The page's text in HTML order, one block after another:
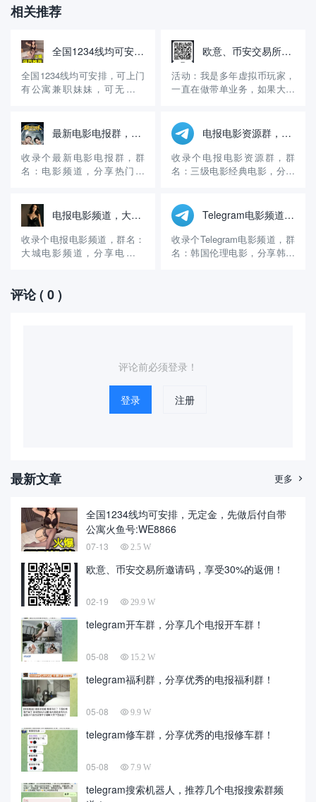
相关推荐
全国1234线均可安排，无定金，先做后付自带公寓火鱼号:WE8866
全国1234线均可安排，可上门
有公寓兼职妹妹，可无套内
火鱼账号：WE8866【QQ微信
风控】约炮请到应用商店或 百
度浏览器 搜索（火鱼）APP下
载 登陆好后添加妹妹 《火鱼
欧意、币安交易所邀请码，享受30%的返佣！
活动：我是多年虚拟币玩家，
一直在做带单业务，如果大家
30%的手续费返佣。另外，可
以进入我的交易群组，免费享
受交易策略！ 介绍：交易是我
的副业，一直在做区块链交
最新电影电报群，电影频道
收录个最新电影电报群，群
名：电影频道，分享热门电
个电影电报群创建的时间挺长
的，算是比较早的电影群了，
主要分享热门电影和最新电
影，更新的速度很快，内容丰
电报电影资源群，三级电影经典电影
收录个电报电影资源群，群
名：三级电影经典电影，分享
@sfAVcn 群组介绍：这个电
报电影群创建的时间挺长的，
算是很早的电影群了，主要提
供电影资源下载和观看，更新
电报电影频道，大城电影频道
收录个电报电影频道，群名：
大城电影频道，分享电影资
的时间不长，算是一个比较新
的电影群，虽然是新群，但是
Telegram电影频道，韩国伦理电影
收录个Telegram电影频道，群
名：韩国伦理电影，分享韩国
评论( 0 )
评论前必须登录！
登录 注册
最新文章 更多 
全国1234线均可安排，无定金，先做后付自带
公寓火鱼号:WE8866
07-13 2.5 W
欧意、币安交易所邀请码，享受30%的返佣！
02-19 29.9 W
telegram开车群，分享几个电报开车群！
05-08 15.2 W
telegram福利群，分享优秀的电报福利群！
05-08 9.9 W
telegram修车群，分享优秀的电报修车群！
05-08 7.9 W
telegram搜索机器人，推荐几个电报搜索群频